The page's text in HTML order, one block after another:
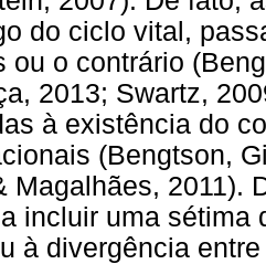
do ciclo vital,
ou o contrário
2013; Swartz,
à existência do
(Bengtson,
Magalhães, 2011).
incluir uma sétima
à divergência